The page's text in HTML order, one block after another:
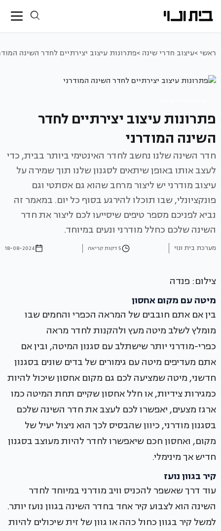
ראשי >עיצוב חדרי שינה >פתרונות עיצוב יצירתיים לחדר השינה
פתרונות עיצוב יצירתיים לחדר
השינה המודרני
חדר השינה שלנו נחשב לחדר האינטימי ביותר בבית, כדי
לעצב אותו באופן שיתאים לסגנון שלנו תוך שמירה על
עיצוב מודרני יש ליצור מרחב שהוא גם אסתטי וגם
פונקציונלי, שבו תוכלו להירגע בסוף כל יום. במאמר זה
נביא לפניכם מספר טיפים שיסייעו לכם ליצור את חדר
השינה שלכם כחלל מודרני ונעים במיוחד.
מערכת בית ונוי 5 דקות קריאה 18-08-2024
צילום: פנדה
מיטה עם מקום אחסון
בין אם אתם חובבים של המראה הכפרי והחמים שבו
מומלץ לשלב מיטה מעץ ולהקנות לחדר מראה
כפרי-מודרני יותר שישתלב עם סגנון המיטה, ובין אם
אתם מעדיפים מיטה עם גימורים של בדים שונים בסגנון
חדשני, מיטה שמציעה לכם גם מקום אחסון שיכול להיות
כמגירות צידיות, או חלל אחסון שקיים תחת המיטה כמו
ארגז מצעים, יאפשרו לכם לעצב את חדר השינה שלכם
בסגנון מודרני, כיוון שהבסיס לכך הוא ניצול יעיל של
מקום, ואחסון חכם שיאפשרו לחדר להיות מעוצב בסגנון
חדיש אך מינימלי.
קיר בגוון נועז
עוד דרך שאשפר להכניס וויב מודרני במיוחד לחדר
השינה הוא לצבוע קיר אחד בחדר השינה בגוון נועז יותר.
למשל קיר בגוון כחול כהה או גוון של זית שיכולים להיות